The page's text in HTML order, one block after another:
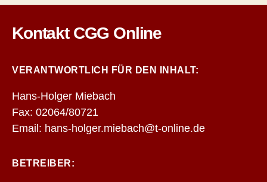
Kontakt CGG Online
VERANTWORTLICH FÜR DEN INHALT:
Hans-Holger Miebach
Fax: 02064/80721
Email: hans-holger.miebach@t-online.de
BETREIBER: